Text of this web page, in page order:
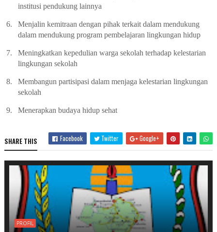
institusi pendukung lainnya
6.
Menjalin kemitraan dengan pihak terkait dalam mendukung
dalam mendukung program pembelajaran lingkungan hidup
7.
Meningkatkan kepedulian warga sekolah terhadap kelestarian
lingkungan sekolah
8.
Membangun partisipasi dalam menjaga kelestarian lingkungan
sekolah
9. Menerapkan budaya hidup sehat
SHARE THIS Facebook Twitter Google+
PROFIL